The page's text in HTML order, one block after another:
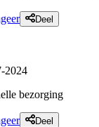
Deel
2024
bezorging
Deel